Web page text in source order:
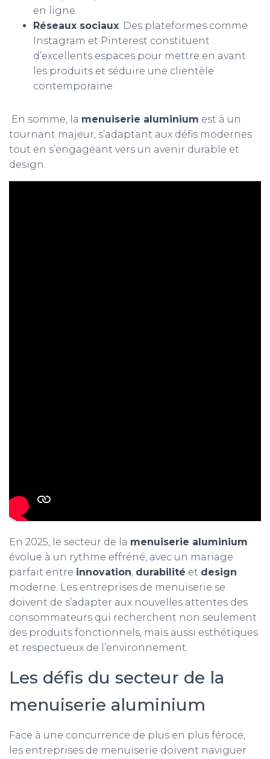
en ligne.
Réseaux sociaux: Des plateformes comme
Instagram et Pinterest constituent
d’excellents espaces pour mettre en avant
les produits et séduire une clientèle
contemporaine
En somme, la menuiserie aluminium est à un
tournant majeur, s’adaptant aux défis modernes
tout en s’engageant vers un avenir durable et
design.
En 2025, le secteur de la menuiserie aluminium
évolue à un rythme effréné, avec un mariage
parfait entre innovation, durabilité et design
moderne. Les entreprises de menuiserie se
doivent de s’adapter aux nouvelles attentes des
consommateurs qui recherchent non seulement
des produits fonctionnels, mais aussi esthétiques
et respectueux de l’environnement.
Les défis du secteur de la
menuiserie aluminium
Face à une concurrence de plus en plus féroce,
les entreprises de menuiserie doivent naviguer